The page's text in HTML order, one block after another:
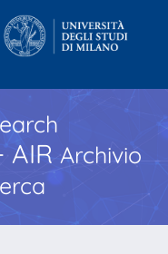
AIR Archivio